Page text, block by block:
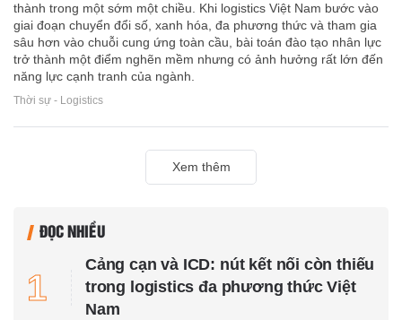
thành trong một sớm một chiều. Khi logistics Việt Nam bước vào
giai đoạn chuyển đổi số, xanh hóa, đa phương thức và tham gia
sâu hơn vào chuỗi cung ứng toàn cầu, bài toán đào tạo nhân lực
trở thành một điểm nghẽn mềm nhưng có ảnh hưởng rất lớn đến
năng lực cạnh tranh của ngành.
Thời sự - Logistics
Xem thêm
ĐỌC NHIỀU
1
Cảng cạn và ICD: nút kết nối còn thiếu
trong logistics đa phương thức Việt
Nam